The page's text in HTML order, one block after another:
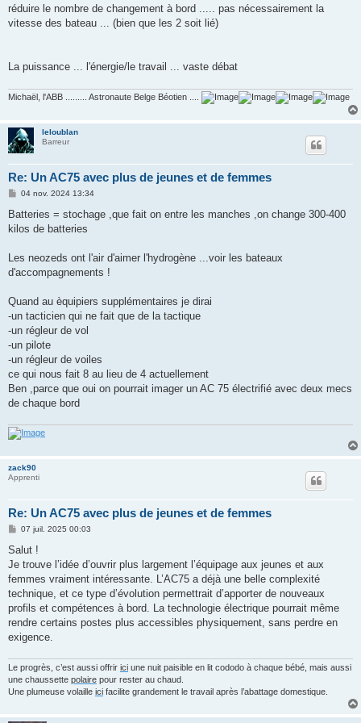
réduire le nombre de changement à bord ..... pas nécessairement la
vitesse des bateau ... (bien que les 2 soit lié)
La puissance ... l'énergie/le travail ... vaste débat
Michaël, l'ABB ......... Astronaute Belge Béotien ....
leloublan
Barreur
Re: Un AC75 avec plus de jeunes et de femmes
M
s
a
04 nov. 2024 13:34
Batteries = stochage ,que fait on entre les manches ,on change 300-400
kilos de batteries
Les neozeds ont l'air d'aimer l'hydrogène ...voir les bateaux
d'accompagnements !
Quand au èquipiers supplémentaires je dirai
-un tacticien qui ne fait que de la tactique
-un régleur de vol
-un pilote
-un régleur de voiles
ce qui nous fait 8 au lieu de 4 actuellement
Ben ,parce que oui on pourrait imager un AC 75 électrifié avec deux mecs
de chaque bord
zack90
Apprenti
Re: Un AC75 avec plus de jeunes et de femmes
M
s
a
g
07 juil. 2025 00:03
Salut !
Je trouve l’idée d’ouvrir plus largement l’équipage aux jeunes et aux
femmes vraiment intéressante. L’AC75 a déjà une belle complexité
technique, et ce type d’évolution permettrait d’apporter de nouveaux
profils et compétences à bord. La technologie électrique pourrait même
rendre certains postes plus accessibles physiquement, sans perdre en
exigence.
Le progrès, c’est aussi offrir ici une nuit paisible en lit cododo à chaque bébé, mais aussi
une chaussette polaire pour rester au chaud.
Une plumeuse volaille ici facilite grandement le travail après l’abattage domestique.